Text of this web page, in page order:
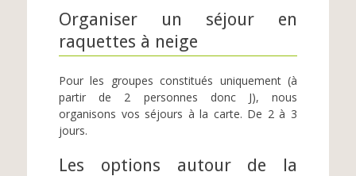
Organiser un séjour en
raquettes à neige
Pour les groupes constitués uniquement (à
partir de 2 personnes donc J), nous
organisons vos séjours à la carte. De 2 à 3
jours.
Les options autour de la